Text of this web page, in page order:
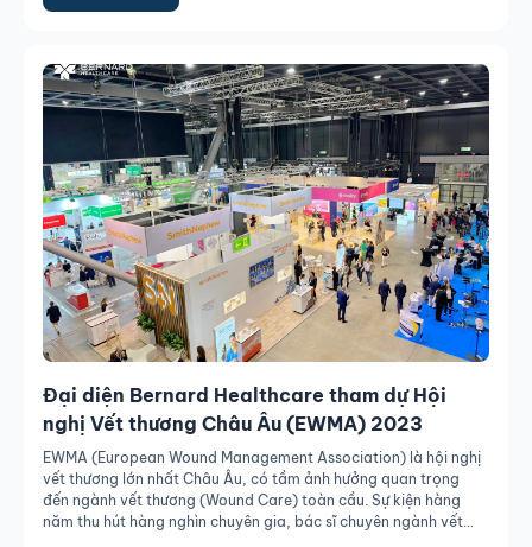
Đại diện Bernard Healthcare tham dự Hội
nghị Vết thương Châu Âu (EWMA) 2023
EWMA (European Wound Management Association) là hội nghị
vết thương lớn nhất Châu Âu, có tầm ảnh hưởng quan trọng
đến ngành vết thương (Wound Care) toàn cầu. Sự kiện hàng
năm thu hút hàng nghìn chuyên gia, bác sĩ chuyên ngành vết